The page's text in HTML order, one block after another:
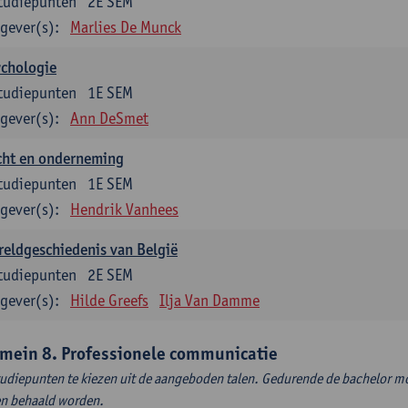
Marlies De Munck
1E SEM
Ann DeSmet
en onderneming
1E SEM
Hendrik Vanhees
van België
2E SEM
Hilde Greefs Ilja Van Damme
8. Professionele communicatie
te kiezen uit de aangeboden talen. Gedurende de bachelor
behaald worden.